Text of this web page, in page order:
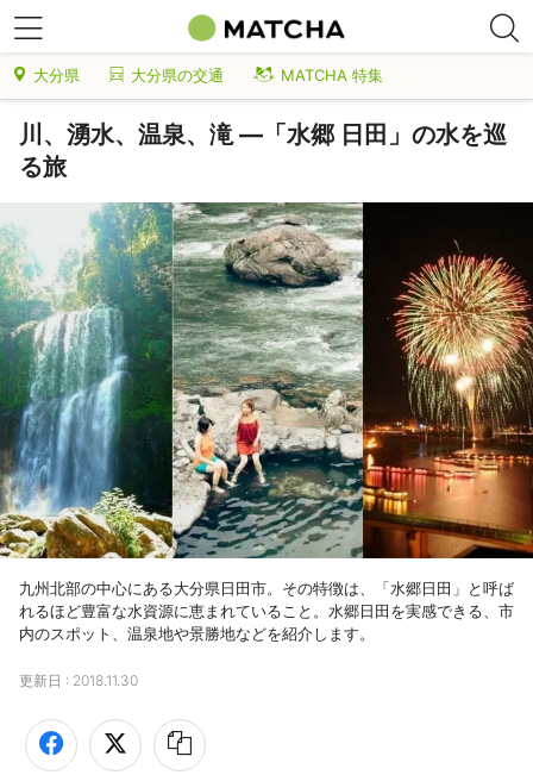
大分県 大分県の交通 MATCHA 特集
川、湧水、温泉、滝 ―「水郷 日田」の水を巡
る旅
九州北部の中心にある大分県日田市。その特徴は、「水郷日田」と呼ば
れるほど豊富な水資源に恵まれていること。水郷日田を実感できる、市
内のスポット、温泉地や景勝地などを紹介します。
更新日 : 2018.11.30